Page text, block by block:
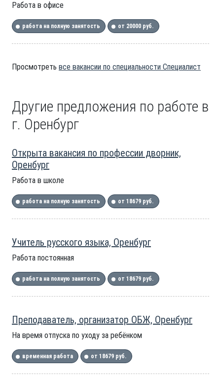
Работа в офисе
работа на полную занятость от 20000 руб.
Просмотреть все вакансии по специальности Специалист
Другие предложения по работе в
г. Оренбург
Открыта вакансия по профессии дворник,
Оренбург
Работа в школе
работа на полную занятость от 18679 руб.
Учитель русского языка, Оренбург
Работа постоянная
работа на полную занятость от 18679 руб.
Преподаватель, организатор ОБЖ, Оренбург
На время отпуска по уходу за ребёнком
временная работа от 18679 руб.